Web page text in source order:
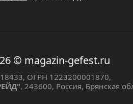
3 чугунные
использования
© magazin-gefest.ru
ОГРН 1223200001870,
, 243600, Россия, Брянская